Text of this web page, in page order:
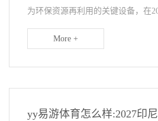
为环保资源再利用的关键设备，在
More +
yy易游体育怎么样:2027印